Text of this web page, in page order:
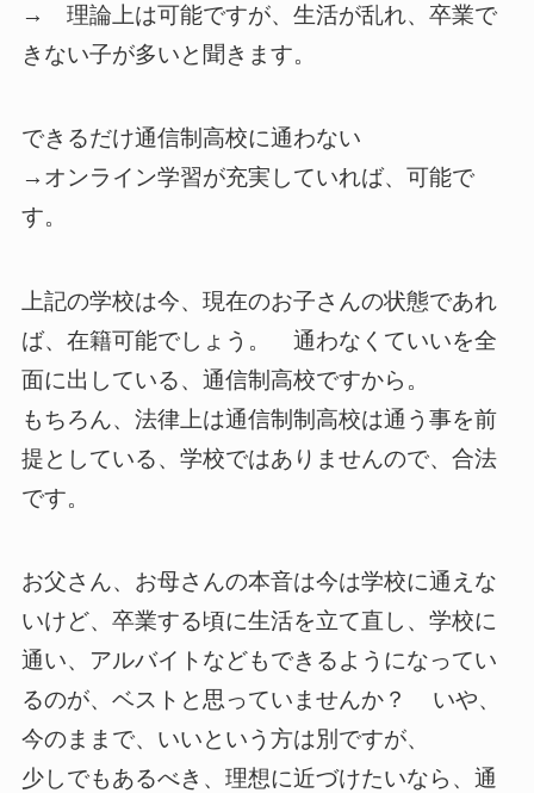
→ 理論上は可能ですが、生活が乱れ、卒業で
きない子が多いと聞きます。
できるだけ通信制高校に通わない
→オンライン学習が充実していれば、可能で
す。
上記の学校は今、現在のお子さんの状態であれ
ば、在籍可能でしょう。 通わなくていいを全
面に出している、通信制高校ですから。
もちろん、法律上は通信制制高校は通う事を前
提としている、学校ではありませんので、合法
です。
お父さん、お母さんの本音は今は学校に通えな
いけど、卒業する頃に生活を立て直し、学校に
通い、アルバイトなどもできるようになってい
るのが、ベストと思っていませんか？ いや、
今のままで、いいという方は別ですが、
少しでもあるべき、理想に近づけたいなら、通